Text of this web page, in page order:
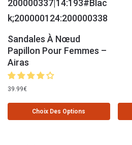
Sandales À Nœud
Papillon Pour Femmes –
Airas
39.99€
Choix Des Options